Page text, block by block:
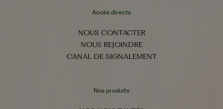
Accès directs
NOUS CONTACTER
NOUS REJOINDRE
CANAL DE SIGNALEMENT
Nos produits